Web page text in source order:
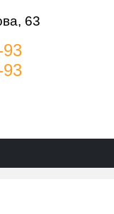
63